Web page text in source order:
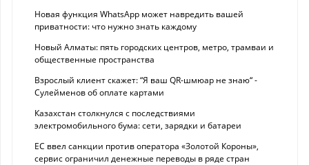
Новая функция WhatsApp может навредить вашей
приватности: что нужно знать каждому
Новый Алматы: пять городских центров, метро, трамваи и
общественные пространства
Взрослый клиент скажет: “Я ваш QR-шмюар не знаю“ -
Сулейменов об оплате картами
Казахстан столкнулся с последствиями
электромобильного бума: сети, зарядки и батареи
ЕС ввел санкции против оператора «Золотой Короны»,
сервис ограничил денежные переводы в ряде стран